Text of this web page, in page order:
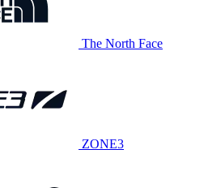
The North Face
ZONE3